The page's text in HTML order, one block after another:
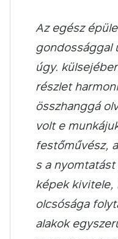
Az egész
gondossággal
úgy.
részlet
összhanggá
volt e
festőművész,
s a
képek kivitele,
olcsósága
alakok